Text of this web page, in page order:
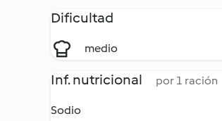
Dificultad
medio
Inf. nutricional por 1 ración
Sodio